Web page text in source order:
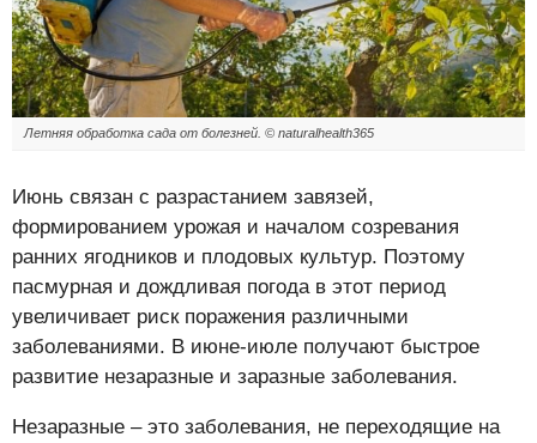
Летняя обработка сада от болезней. © naturalhealth365
Июнь связан с разрастанием завязей,
формированием урожая и началом созревания
ранних ягодников и плодовых культур. Поэтому
пасмурная и дождливая погода в этот период
увеличивает риск поражения различными
заболеваниями. В июне-июле получают быстрое
развитие незаразные и заразные заболевания.
Незаразные – это заболевания, не переходящие на